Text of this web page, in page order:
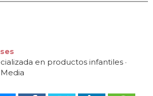
en productos infantiles ·